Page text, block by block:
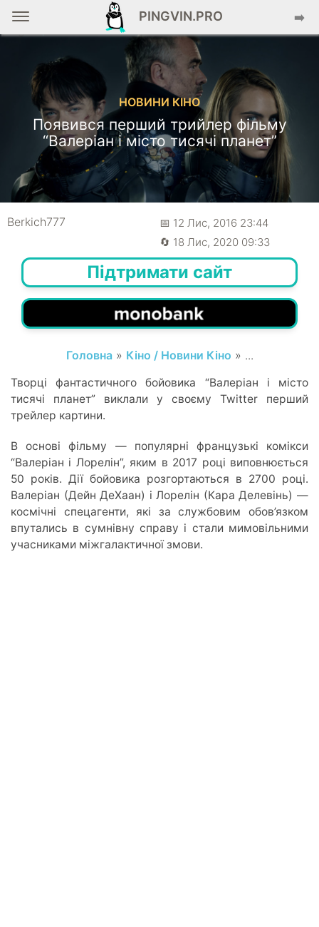
PINGVIN.PRO ➡️
НОВИНИ КІНО
Появився перший трийлер фільму
“Валеріан і місто тисячі планет”
Berkich777
📅 12 Лис, 2016 23:44
🔄 18 Лис, 2020 09:33
Підтримати сайт
Головна» Кіно / Новини Кіно » ...
Творці фантастичного бойовика “Валеріан і місто
тисячі планет” виклали у своєму Twitter перший
трейлер картини.
В основі фільму — популярні французькі комікси
“Валеріан і Лорелін”, яким в 2017 році виповнюється
50 років. Дії бойовика розгортаються в 2700 році.
Валеріан (Дейн ДеХаан) і Лорелін (Кара Делевінь) —
космічні спецагенти, які за службовим обов’язком
впутались в сумнівну справу і стали мимовільними
учасниками міжгалактичної змови.